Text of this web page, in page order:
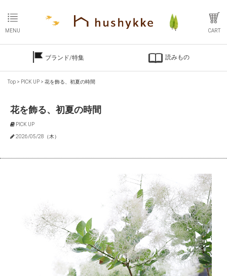
MENU CART
ブランド/特集 読みもの
Top > PICK UP > 花を飾る、初夏の時間
花を飾る、初夏の時間
PICK UP
2026/05/28（木）